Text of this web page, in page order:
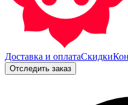
Доставка и оплатаСкидки
Отследить заказ